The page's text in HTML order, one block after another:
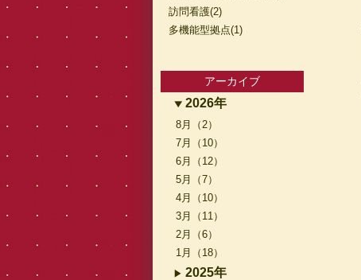
訪問看護(2)
多機能型拠点(1)
アーカイブ
2026年
8月（2）
7月（10）
6月（12）
5月（7）
4月（10）
3月（11）
2月（6）
1月（18）
2025年